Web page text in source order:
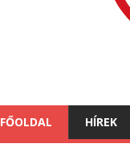
FŐOLDAL HÍREK